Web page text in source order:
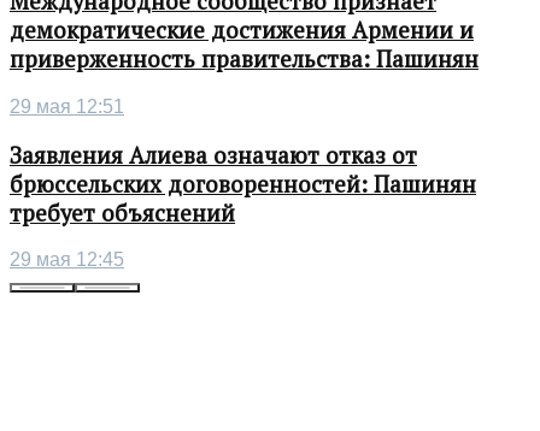
демократические достижения Армении и
приверженность правительства: Пашинян
29 мая 12:51
Заявления Алиева означают отказ от
брюссельских договоренностей: Пашинян
требует объяснений
29 мая 12:45